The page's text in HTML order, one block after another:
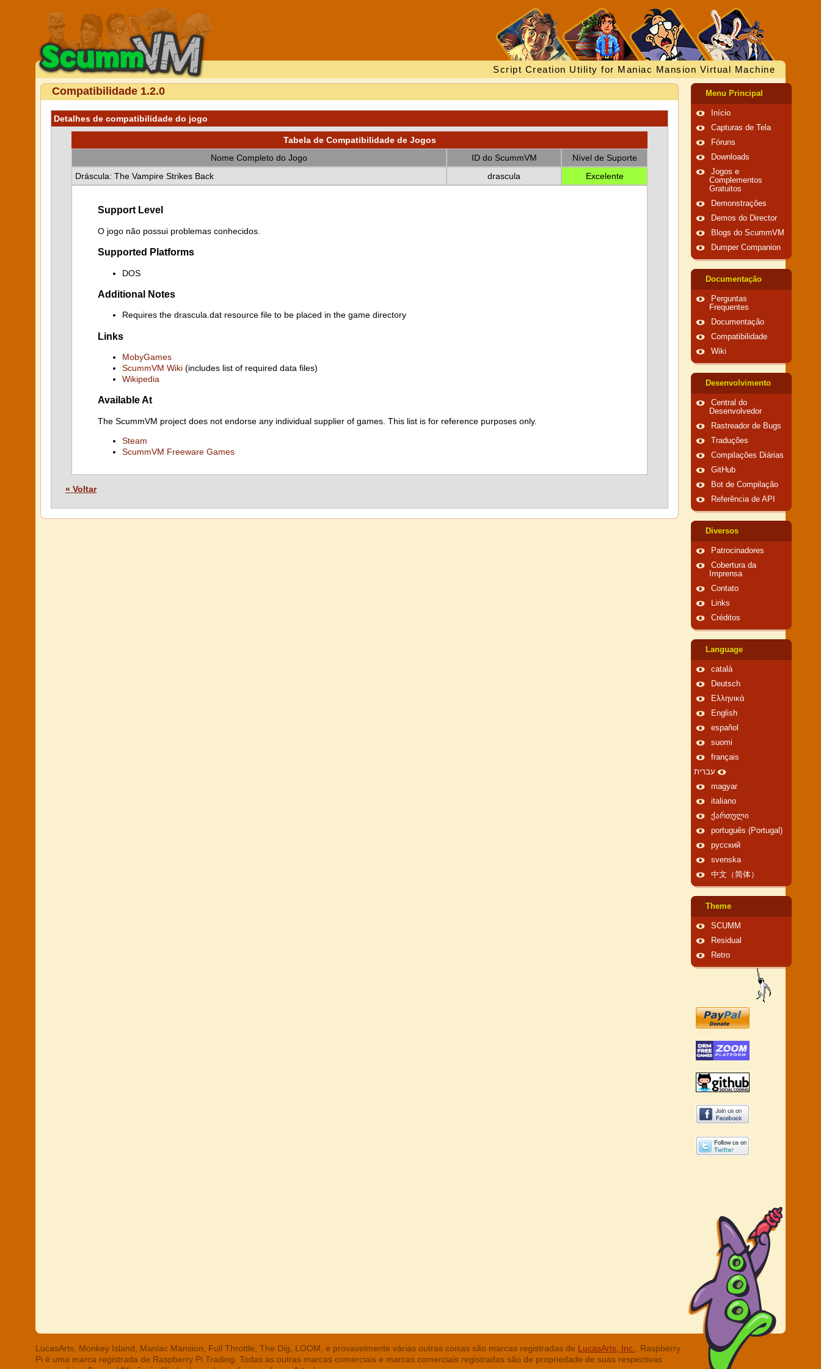
Script Creation Utility for Maniac Mansion Virtual Machine
Compatibilidade 1.2.0
Detalhes de compatibilidade do jogo
Tabela de Compatibilidade de Jogos
Nome Completo do Jogo
ID do ScummVM
Nível de Suporte
Dráscula: The Vampire Strikes Back
drascula Excelente
Support Level
O jogo não possui problemas conhecidos.
Supported Platforms
DOS
Additional Notes
Requires the drascula.dat resource file to be placed in the game directory
Links
MobyGames
ScummVM Wiki (includes list of required data files)
Wikipedia
Available At
The ScummVM project does not endorse any individual supplier of games. This list is for reference purposes only.
Steam
ScummVM Freeware Games
« Voltar
Menu Principal
Início
Capturas de Tela
Fóruns
Downloads
Jogos e
Complementos
Gratuitos
Demonstrações
Demos do Director
Blogs do ScummVM
Dumper Companion
Documentação
Perguntas
Frequentes
Documentação
Compatibilidade
Wiki
Desenvolvimento
Central do
Desenvolvedor
Rastreador de Bugs
Traduções
Compilações Diárias
GitHub
Bot de Compilação
Referência de API
Diversos
Patrocinadores
Cobertura da
Imprensa
Contato
Links
Créditos
Language
català
Deutsch
Ελληνικά
English
español
suomi
français
עברית
magyar
italiano
ქართული
português (Portugal)
русский
svenska
中文（简体）
Theme
SCUMM
Residual
Retro
LucasArts, Monkey Island, Maniac Mansion, Full Throttle, The Dig, LOOM, e provavelmente várias outras coisas são marcas registradas de LucasArts, Inc.
. Raspberry
Pi é uma marca registrada de Raspberry Pi Trading. Todas as outras marcas comerciais e marcas comerciais registradas são de propriedade de suas respectivas